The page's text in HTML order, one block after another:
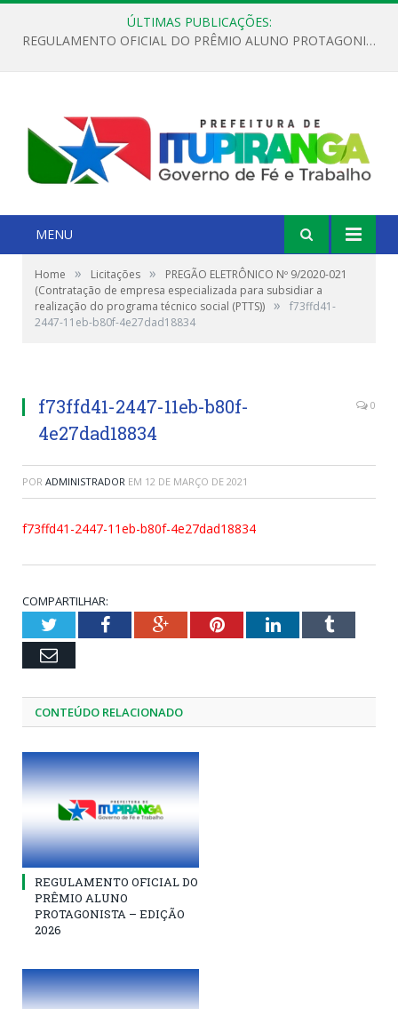
ÚLTIMAS PUBLICAÇÕES:
REGULAMENTO OFICIAL DO PRÊMIO ALUNO PROTAGONISTA – EDIÇÃO 2026
MENU
Home » Licitações »
PREGÃO ELETRÔNICO Nº 9/2020-021
(Contratação de empresa especializada para subsidiar a
realização do programa técnico social (PTTS)) »
f73ffd41-
2447-11eb-b80f-4e27dad18834
f73ffd41-2447-11eb-b80f-
4e27dad18834
0
POR ADMINISTRADOR EM 12 DE MARÇO DE 2021
f73ffd41-2447-11eb-b80f-4e27dad18834
COMPARTILHAR:
TwitterFacebookGoogle+PinterestLinkedInTumblr
Email
CONTEÚDO RELACIONADO
REGULAMENTO OFICIAL DO
PRÊMIO ALUNO
PROTAGONISTA – EDIÇÃO
2026